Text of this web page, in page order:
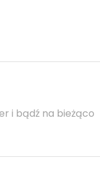
i bądź na bieżąco